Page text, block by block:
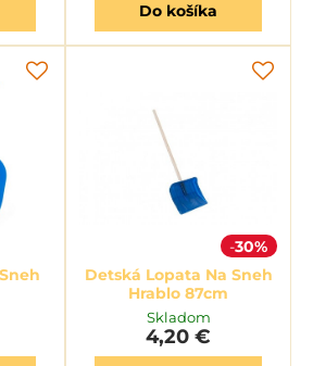
Do košíka
30%
Detská Lopata Na Sneh
Hrablo 87cm
Skladom
4,20 €